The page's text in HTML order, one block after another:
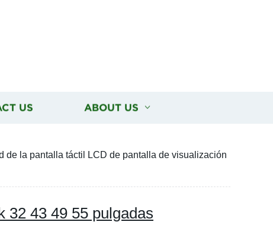
US ABOUT US
de la pantalla táctil LCD de pantalla de visualización
32 43 49 55 pulgadas